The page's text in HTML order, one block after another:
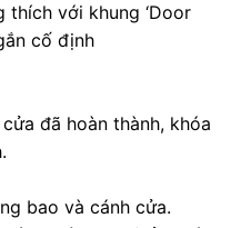
với khung ‘Door
cố định
đã hoàn thành, khóa
bao và cánh cửa.